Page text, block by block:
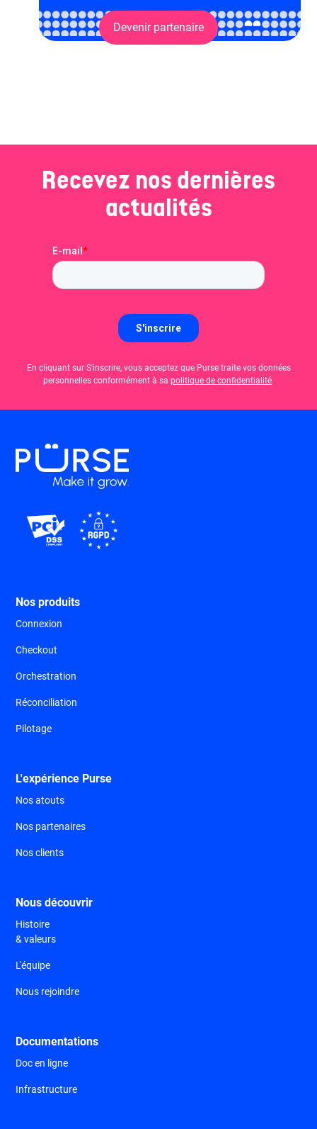
Devenir partenaire
Recevez nos dernières
actualités
En cliquant sur S'inscrire, vous acceptez que Purse traite vos données
personnelles conformément à sa politique de confidentialité.
Nos produits
Connexion
Checkout
Orchestration
Réconciliation
Pilotage
L'expérience Purse
Nos atouts
Nos partenaires
Nos clients
Nous découvrir
Histoire
& valeurs
L'équipe
Nous rejoindre
Documentations
Doc en ligne
Infrastructure